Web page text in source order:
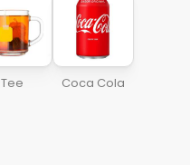
Tee Coca Cola